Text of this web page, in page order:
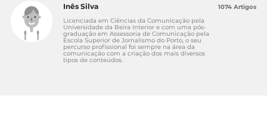
Inês Silva
Licenciada em Ciências da Comunicação pela
Universidade da Beira Interior e com uma pós-
graduação em Assessoria de Comunicação pela
Escola Superior de Jornalismo do Porto, o seu
percurso profissional foi sempre na área da
comunicação com a criação dos mais diversos
tipos de conteúdos.
1074 Artigos